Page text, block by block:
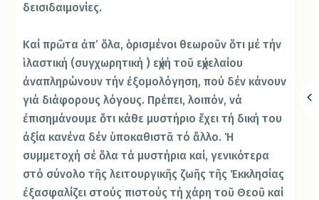
δεισιδαιμονίες.
Καί πρῶτα ἀπ’ ὅλα, ὁρισμένοι θεωροῦν ὅτι μέ τήν
ἱλαστική (συγχωρητική ) εὐχή τοῦ εὐχελαίου
ἀναπληρώνουν τήν ἐξομολόγηση, πού δέν κάνουν
γιά διάφορους λόγους. Πρέπει, λοιπόν, νά
ἐπισημάνουμε ὅτι κάθε μυστήριο ἔχει τή δική του
ἀξία κανένα δέν ὑποκαθιστᾶ τό ἄλλο. Ἡ
συμμετοχή σέ ὅλα τά μυστήρια καί, γενικότερα
στό σύνολο τῆς λειτουργικῆς ζωῆς τῆς Ἐκκλησίας
ἐξασφαλίζει στούς πιστούς τή χάρη τοῦ Θεοῦ καί